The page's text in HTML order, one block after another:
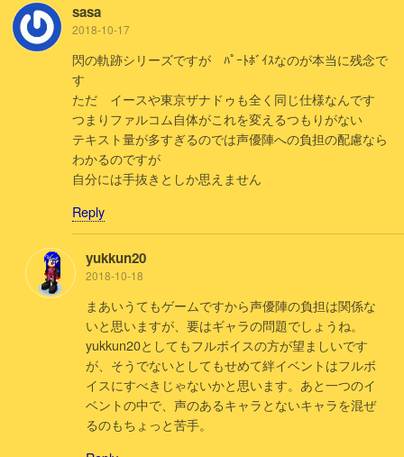
sasa
2018-10-17
閃の軌跡シリーズですが ﾊﾟｰﾄﾎﾞｲｽなのが本当に残念で
す
ただ イースや東京ザナドゥも全く同じ仕様なんです
つまりファルコム自体がこれを変えるつもりがない
テキスト量が多すぎるのでは声優陣への負担の配慮なら
わかるのですが
自分には手抜きとしか思えません
Reply
yukkun20
2018-10-18
まあいうてもゲームですから声優陣の負担は関係な
いと思いますが、要はギャラの問題でしょうね。
yukkun20としてもフルボイスの方が望ましいです
が、そうでないとしてもせめて絆イベントはフルボ
イスにすべきじゃないかと思います。あと一つのイ
ベントの中で、声のあるキャラとないキャラを混ぜ
るのもちょっと苦手。